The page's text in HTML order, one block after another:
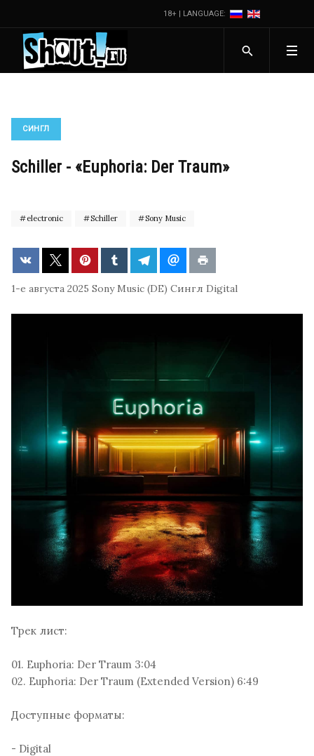
18+ | LANGUAGE:
СИНГЛ
Schiller - «Euphoria: Der Traum»
electronic Schiller Sony Music
1-е августа 2025 Sony Music (DE) Сингл Digital
Трек лист:
01. Euphoria: Der Traum 3:04
02. Euphoria: Der Traum (Extended Version) 6:49
Доступные форматы:
- Digital